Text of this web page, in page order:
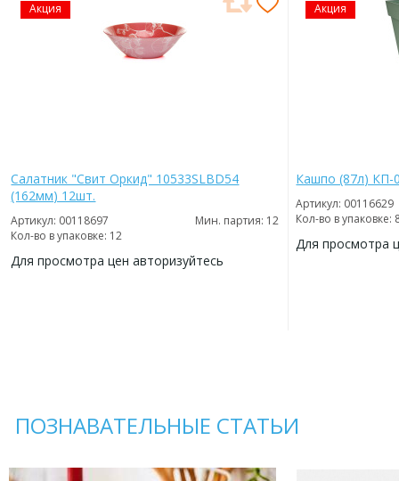
Акция
Салатник "Свит Оркид" 10533SLBD54
(162мм) 12шт.
Артикул: 00118697
Мин. партия: 12
Кол-во в упаковке: 12
Для просмотра цен авторизуйтесь
Акция
Кашпо (87л) КП-
Артикул: 00116629
Кол-во в упаковке:
Для просмотра
ПОЗНАВАТЕЛЬНЫЕ СТАТЬИ